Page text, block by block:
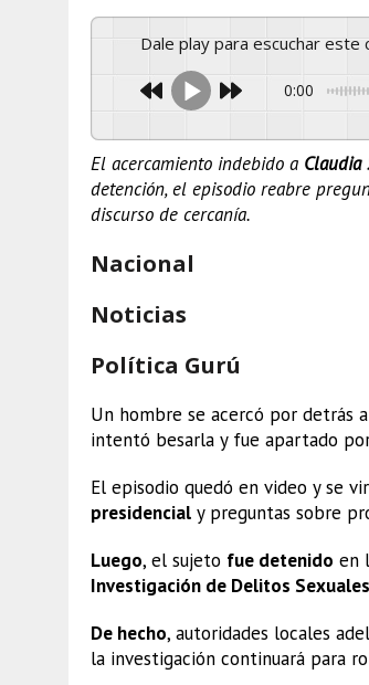
Dale play para escuchar este
0:00
El acercamiento indebido a Claudia
detención, el episodio reabre
discurso de cercanía.
Nacional
Noticias
Política Gurú
Un hombre se acercó por detrás a
intentó besarla y fue apartado
El episodio quedó en video y se
presidencial y preguntas sobre
Luego, el sujeto fue detenido en
Investigación de Delitos Sexuales
De hecho, autoridades locales
la investigación continuará para